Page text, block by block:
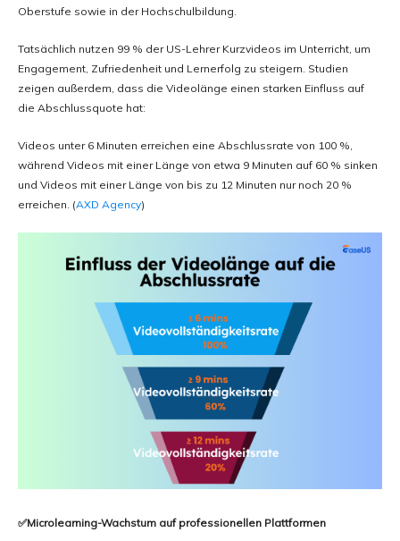
Oberstufe sowie in der Hochschulbildung.
Tatsächlich nutzen 99 % der US-Lehrer Kurzvideos im Unterricht, um
Engagement, Zufriedenheit und Lernerfolg zu steigern. Studien
zeigen außerdem, dass die Videolänge einen starken Einfluss auf
die Abschlussquote hat:
Videos unter 6 Minuten erreichen eine Abschlussrate von 100 %,
während Videos mit einer Länge von etwa 9 Minuten auf 60 % sinken
und Videos mit einer Länge von bis zu 12 Minuten nur noch 20 %
erreichen. (AXD Agency)
✅Microlearning-Wachstum auf professionellen Plattformen